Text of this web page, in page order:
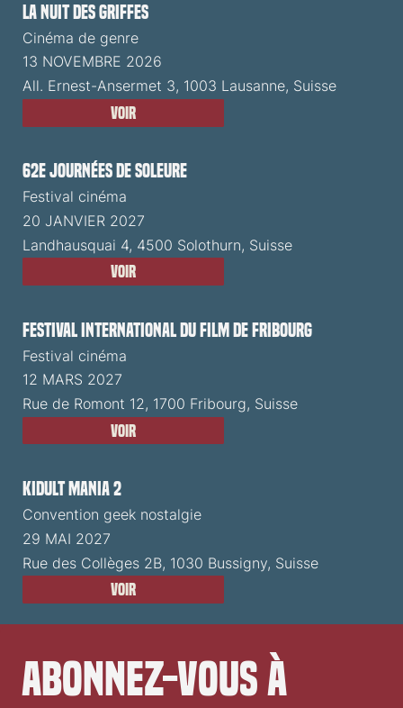
La Nuit des Griffes
Cinéma de genre
13 NOVEMBRE 2026
All. Ernest-Ansermet 3, 1003 Lausanne, Suisse
Voir
62e Journées de Soleure
Festival cinéma
20 JANVIER 2027
Landhausquai 4, 4500 Solothurn, Suisse
Voir
Festival International du Film de Fribourg
Festival cinéma
12 MARS 2027
Rue de Romont 12, 1700 Fribourg, Suisse
Voir
Kidult Mania 2
Convention geek nostalgie
29 MAI 2027
Rue des Collèges 2B, 1030 Bussigny, Suisse
Voir
Abonnez-vous à